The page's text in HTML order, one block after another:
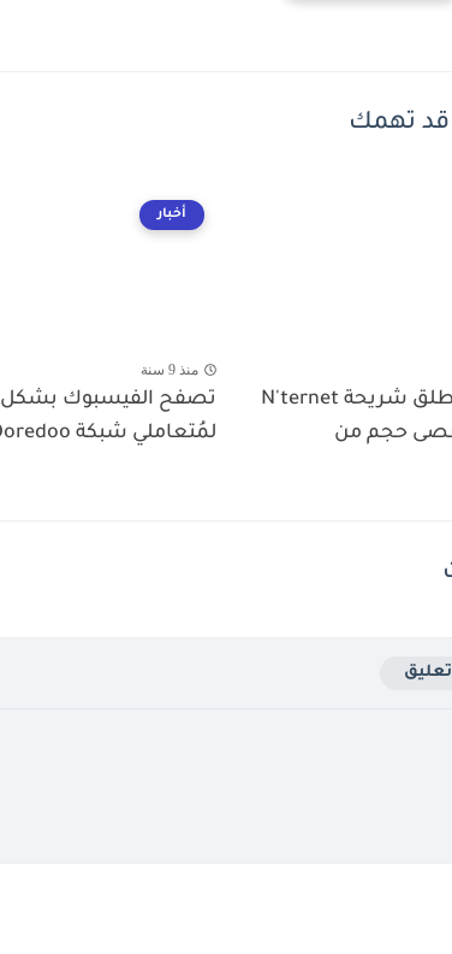
قد تهمك
Ooredoo تطلق شريحة N'ternet
حجم من
أخبار
منذ 9 سنة
تصفح الفيسبوك بشكل
لمُتعاملي شبكة Ooredoo